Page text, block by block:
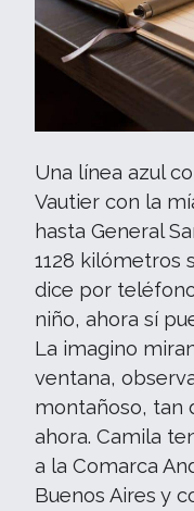
Una línea azul
Vautier con la
hasta General
1128 kilómetros
dice por
niño, ahora sí
La imagino
ventana,
montañoso, tan
ahora. Camila
a la Comarca
Buenos Aires y